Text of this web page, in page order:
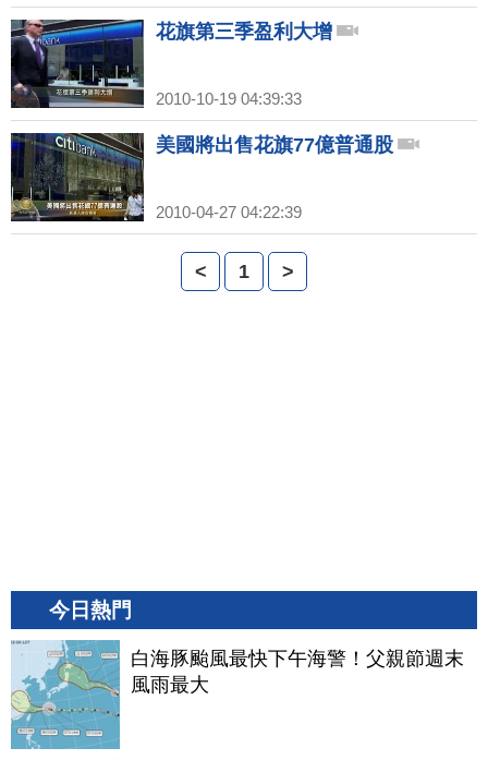
花旗第三季盈利大增
2010-10-19 04:39:33
美國將出售花旗77億普通股
2010-04-27 04:22:39
< 1 >
今日熱門
白海豚颱風最快下午海警！父親節週末
風雨最大